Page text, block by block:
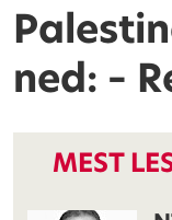
ned: –
MEST